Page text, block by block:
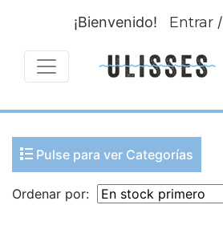
¡Bienvenido! Entrar/
Pulse para ver Categorías
Ordenar por: